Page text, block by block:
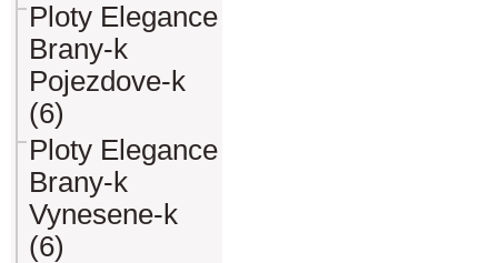
Ploty Elegance
Brany-k
Pojezdove-k
(6)
Ploty Elegance
Brany-k
Vynesene-k
(6)